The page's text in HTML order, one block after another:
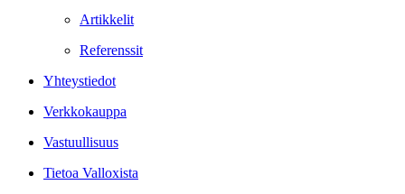
Artikkelit
Referenssit
Yhteystiedot
Verkkokauppa
Vastuullisuus
Tietoa Valloxista